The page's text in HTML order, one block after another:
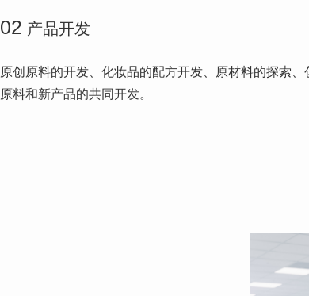
02 产品开发
原创原料的开发、化妆品的配方开发、原材料的探索
原料和新产品的共同开发。